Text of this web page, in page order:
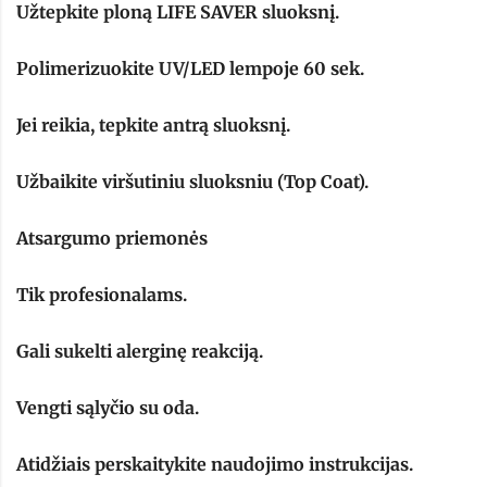
Užtepkite ploną LIFE SAVER sluoksnį.
Polimerizuokite UV/LED lempoje 60 sek.
Jei reikia, tepkite antrą sluoksnį.
Užbaikite viršutiniu sluoksniu (Top Coat).
Atsargumo priemonės
Tik profesionalams.
Gali sukelti alerginę reakciją.
Vengti sąlyčio su oda.
Atidžiais perskaitykite naudojimo instrukcijas.